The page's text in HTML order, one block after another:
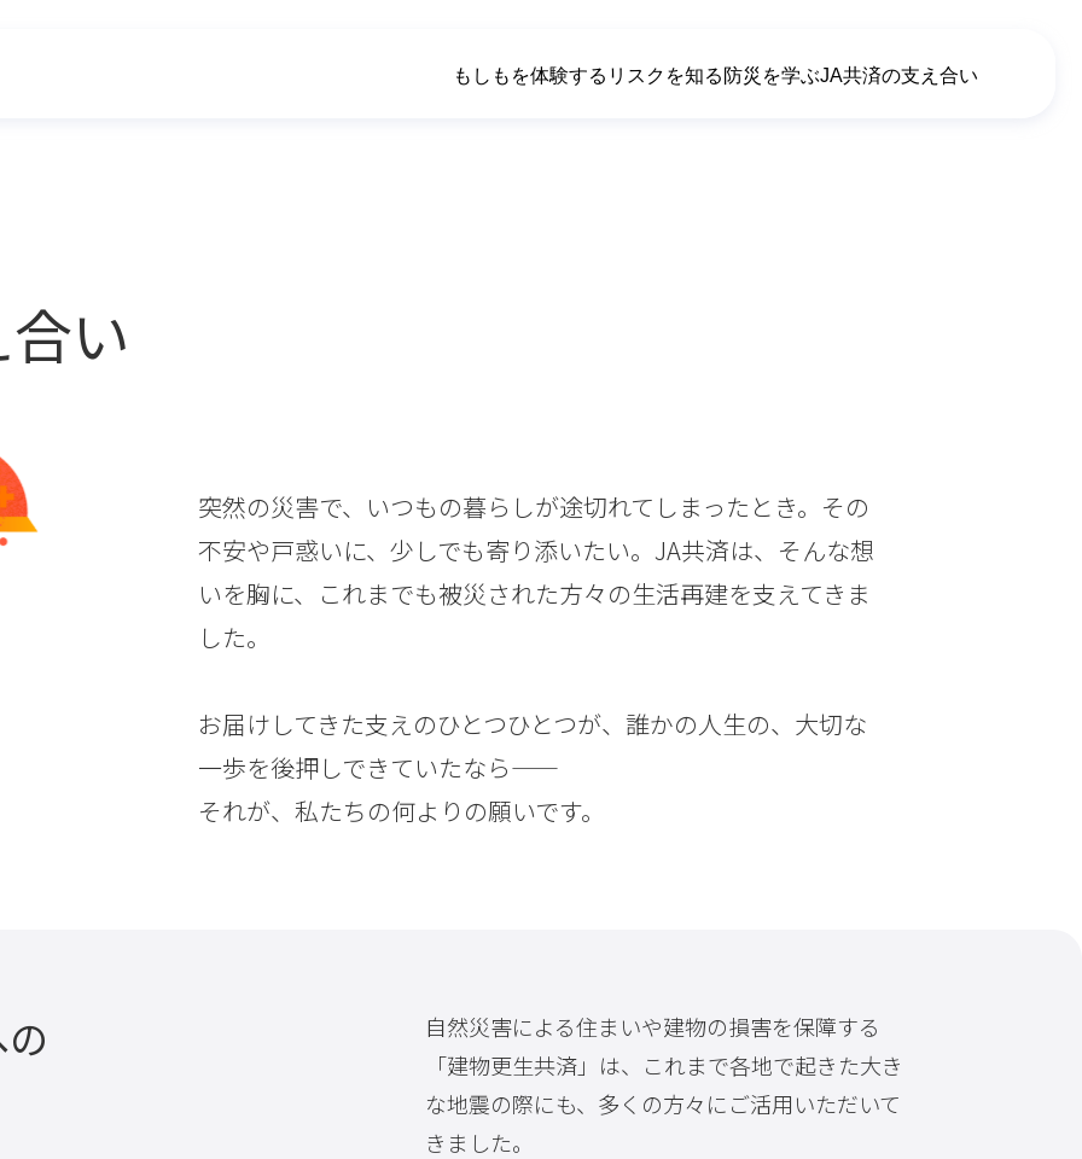
もしもを体験する リスクを知る 防災を学ぶJA共済の支え合い
い
突然の災害で、いつもの暮らしが途切れてしまったとき。その
不安や戸惑いに、少しでも寄り添いたい。JA共済は、そんな想
いを胸に、これまでも被災された方々の生活再建を支えてきま
した。
お届けしてきた支えのひとつひとつが、誰かの人生の、大切な
一歩を後押しできていたなら――
それが、私たちの何よりの願いです。
自然災害による住まいや建物の損害を保障する
「建物更生共済」は、これまで各地で起きた大き
な地震の際にも、多くの方々にご活用いただいて
きました。